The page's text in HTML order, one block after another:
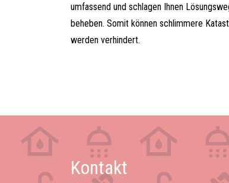
umfassend und schlagen Ihnen
beheben. Somit können schlimmere
werden verhindert.
Kontakt